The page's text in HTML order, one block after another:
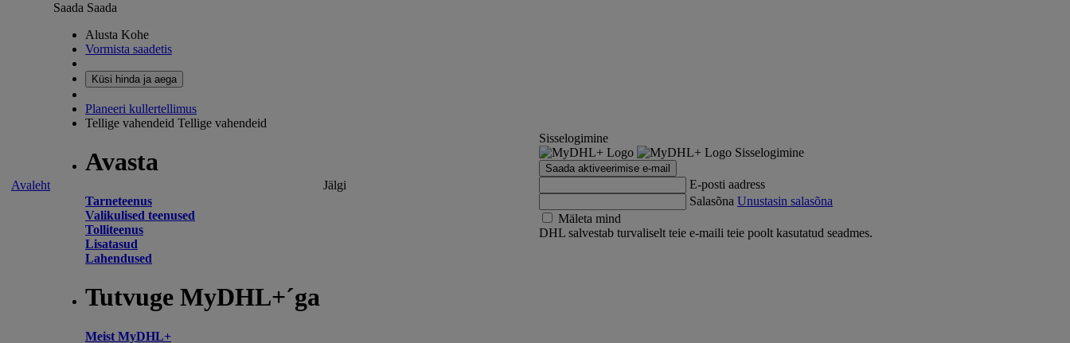
Avaleht
Saada Saada
Alusta Kohe
Vormista saadetis
Küsi hinda ja aega
Planeeri kullertellimus
Tellige vahendeid Tellige vahendeid
Avasta
Tarneteenus
Valikulised teenused
Tolliteenus
Lisatasud
Lahendused
Tutvuge MyDHL+´ga
Meist MyDHL+
Jälgi
Sisselogimine
Sisselogimine
Saada aktiveerimise e-mail
E-posti aadress
Salasõna Unustasin salasõna
Mäleta mind
DHL salvestab turvaliselt teie e-maili teie poolt kasutatud seadmes.